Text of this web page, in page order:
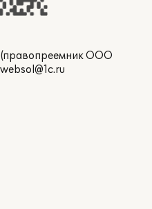
(правопреемник ООО
websol@1c.ru